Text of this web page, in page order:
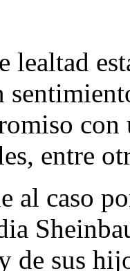
lealtad
entre
al caso
de sus